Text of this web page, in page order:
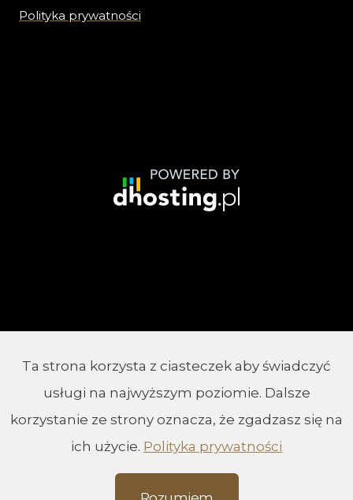
Polityka prywatności
Ta strona korzysta z ciasteczek aby świadczyć
usługi na najwyższym poziomie. Dalsze
korzystanie ze strony oznacza, że zgadzasz się na
ich użycie. Polityka prywatności